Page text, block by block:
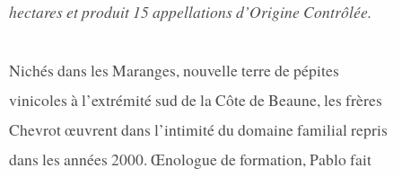
hectares et produit 15 appellations d’Origine Contrôlée.
Nichés dans les Maranges, nouvelle terre de pépites
vinicoles à l’extrémité sud de la Côte de Beaune, les frères
Chevrot œuvrent dans l’intimité du domaine familial repris
dans les années 2000. Œnologue de formation, Pablo fait